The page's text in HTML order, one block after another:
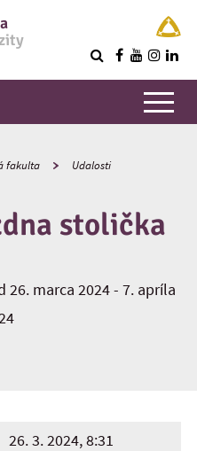
fakulta Udalosti
stolička
26. marca 2024 - 7. apríla
26. 3. 2024, 8:31